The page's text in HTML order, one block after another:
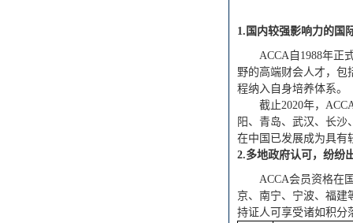
1.国内较强影响力的国
ACCA自1988年正
野的高端财会人才，包
程纳入自身培养体系。
截止2020年，
阳、青岛、武汉、长沙
在中国已发展成为具有
2.多地政府认可，纷纷
ACCA会员资格在
京、南宁、宁波、福建
持证人可享受诸如积分